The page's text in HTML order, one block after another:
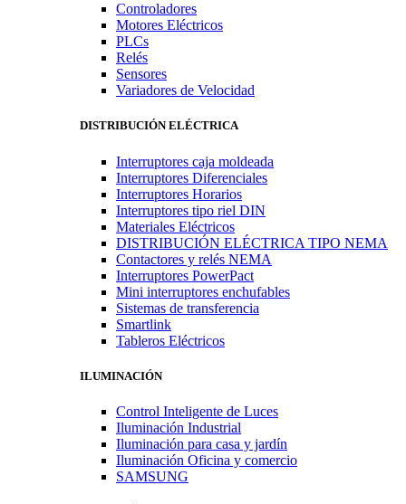
Controladores
Motores Eléctricos
PLCs
Relés
Sensores
Variadores de Velocidad
DISTRIBUCIÓN ELÉCTRICA
Interruptores caja moldeada
Interruptores Diferenciales
Interruptores Horarios
Interruptores tipo riel DIN
Materiales Eléctricos
DISTRIBUCIÓN ELÉCTRICA TIPO NEMA
Contactores y relés NEMA
Interruptores PowerPact
Mini interruptores enchufables
Sistemas de transferencia
Smartlink
Tableros Eléctricos
ILUMINACIÓN
Control Inteligente de Luces
Iluminación Industrial
Iluminación para casa y jardín
Iluminación Oficina y comercio
SAMSUNG